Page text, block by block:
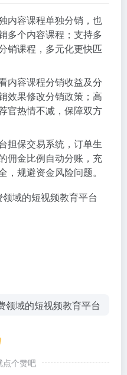
内容课程单独分销，也
多个内容课程；支持多
销课程，多元化更快匹
内容课程分销收益及分
效果修改分销政策；高
官热情不减，保障双方
担保交易系统，订单生
佣金比例自动分账，充
规避资金风险问题。
点个赞吧